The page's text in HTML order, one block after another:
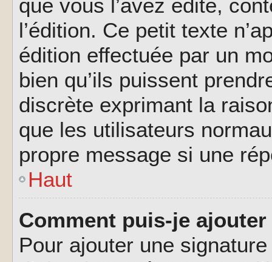
que vous l’avez édité,
l’édition. Ce petit texte
édition effectuée par un
bien qu’ils puissent
discrète exprimant la
que les utilisateurs
propre message si une
Haut
Comment puis-je
Pour ajouter une